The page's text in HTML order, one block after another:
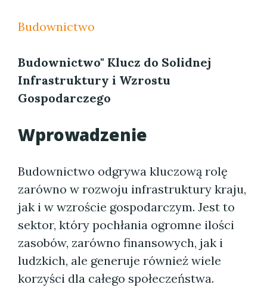
Budownictwo
Budownictwo" Klucz do Solidnej
Infrastruktury i Wzrostu
Gospodarczego
Wprowadzenie
Budownictwo odgrywa kluczową rolę
zarówno w rozwoju infrastruktury kraju,
jak i w wzroście gospodarczym. Jest to
sektor, który pochłania ogromne ilości
zasobów, zarówno finansowych, jak i
ludzkich, ale generuje również wiele
korzyści dla całego społeczeństwa.